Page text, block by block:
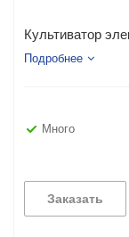
Культиватор
Подробнее
Много
Заказать